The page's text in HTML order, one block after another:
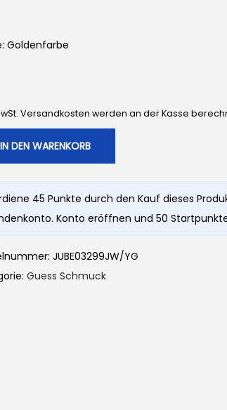
Goldenfarbe
Versandkosten werden an der Kasse
IN DEN WARENKORB
45 Punkte durch den Kauf dieses
Konto eröffnen und 50
JUBE03299JW/YG
Guess Schmuck